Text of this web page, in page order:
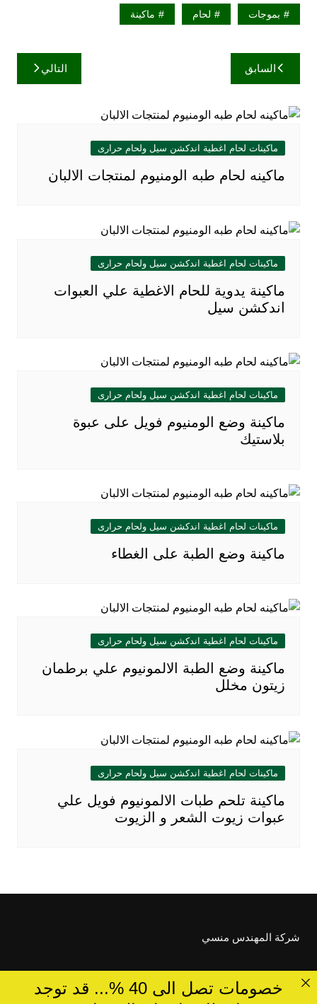
بموجات لحام ماكينة
تصفّح
المقالات
السابق التالي
ماكينات لحام اغطية اندكشن سيل ولحام حرارى
ماكينه لحام طبه الومنيوم لمنتجات الالبان
ماكينات لحام اغطية اندكشن سيل ولحام حرارى
ماكينة يدوية للحام الاغطية علي العبوات
اندكشن سيل
ماكينات لحام اغطية اندكشن سيل ولحام حرارى
ماكينة وضع الومنيوم فويل على عبوة
بلاستيك
ماكينات لحام اغطية اندكشن سيل ولحام حرارى
ماكينة وضع الطبة على الغطاء
ماكينات لحام اغطية اندكشن سيل ولحام حرارى
ماكينة وضع الطبة الالمونيوم علي برطمان
زيتون مخلل
ماكينات لحام اغطية اندكشن سيل ولحام حرارى
ماكينة تلحم طبات الالمونيوم فويل علي
عبوات زيوت الشعر و الزيوت
شركة المهندس منسي
خصومات تصل الى 40 %... قد توجد